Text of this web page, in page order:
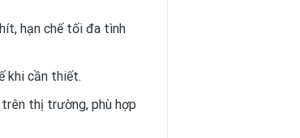
hạn chế tối đa tình
khi cần thiết.
thị trường, phù hợp